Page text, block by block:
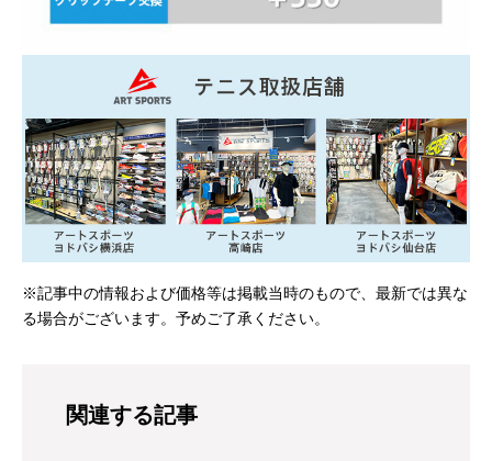
※記事中の情報および価格等は掲載当時のもので、最新では異な
る場合がございます。予めご了承ください。
関連する記事